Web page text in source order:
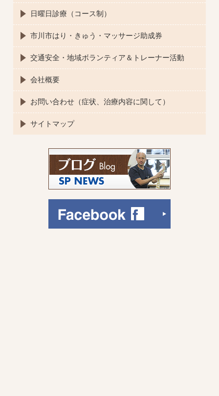
日曜日診療（コース制）
市川市はり・きゅう・マッサージ助成券
交通安全・地域ボランティア＆トレーナー活動
会社概要
お問い合わせ（症状、治療内容に関して）
サイトマップ